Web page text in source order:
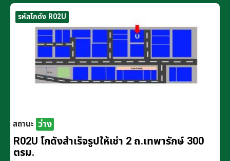
รหัสโกดัง R02U
สถานะ ว่าง
R02U โกดังสำเร็จรูปให้เช่า 2 ถ.เทพารักษ์ 300
ตรม.